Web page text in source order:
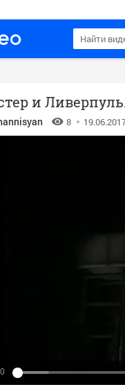
и
8